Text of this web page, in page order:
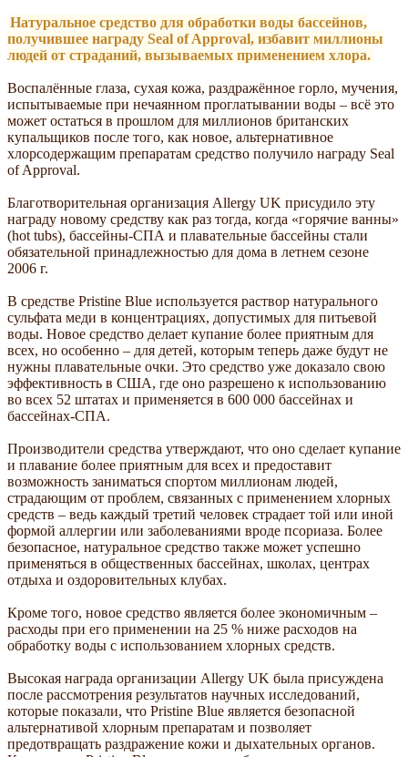
Натуральное средство для обработки воды бассейнов,
получившее награду Seal of Approval, избавит миллионы
людей от страданий, вызываемых применением хлора.
Воспалённые глаза, сухая кожа, раздражённое горло, мучения,
испытываемые при нечаянном проглатывании воды – всё это
может остаться в прошлом для миллионов британских
купальщиков после того, как новое, альтернативное
хлорсодержащим препаратам средство получило награду Seal
of Approval.
Благотворительная организация Allergy UK присудило эту
награду новому средству как раз тогда, когда «горячие ванны»
(hot tubs), бассейны-СПА и плавательные бассейны стали
обязательной принадлежностью для дома в летнем сезоне
2006 г.
В средстве Pristine Blue используется раствор натурального
сульфата меди в концентрациях, допустимых для питьевой
воды. Новое средство делает купание более приятным для
всех, но особенно – для детей, которым теперь даже будут не
нужны плавательные очки. Это средство уже доказало свою
эффективность в США, где оно разрешено к использованию
во всех 52 штатах и применяется в 600 000 бассейнах и
бассейнах-СПА.
Производители средства утверждают, что оно сделает купание
и плавание более приятным для всех и предоставит
возможность заниматься спортом миллионам людей,
страдающим от проблем, связанных с применением хлорных
средств – ведь каждый третий человек страдает той или иной
формой аллергии или заболеваниями вроде псориаза. Более
безопасное, натуральное средство также может успешно
применяться в общественных бассейнах, школах, центрах
отдыха и оздоровительных клубах.
Кроме того, новое средство является более экономичным –
расходы при его применении на 25 % ниже расходов на
обработку воды с использованием хлорных средств.
Высокая награда организации Allergy UK была присуждена
после рассмотрения результатов научных исследований,
которые показали, что Pristine Blue является безопасной
альтернативой хлорным препаратам и позволяет
предотвращать раздражение кожи и дыхательных органов.